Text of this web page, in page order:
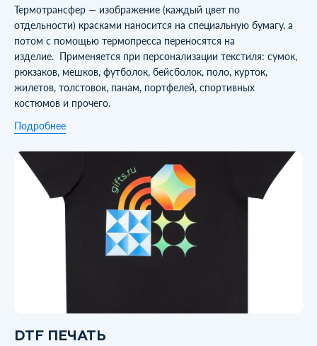
Термотрансфер — изображение (каждый цвет по
отдельности) красками наносится на специальную бумагу, а
потом с помощью термопресса переносятся на
изделие. Применяется при персонализации текстиля: сумок,
рюкзаков, мешков, футболок, бейсболок, поло, курток,
жилетов, толстовок, панам, портфелей, спортивных
костюмов и прочего.
Подробнее
DTF ПЕЧАТЬ